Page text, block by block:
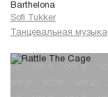
Barthelona
Sofi Tukker
Танцевальная музыка